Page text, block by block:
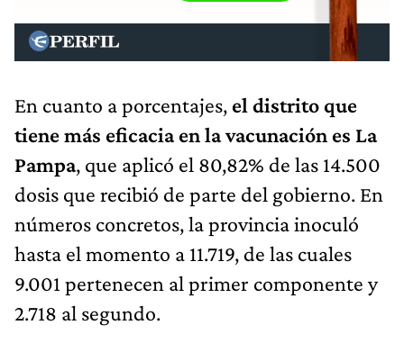
En cuanto a porcentajes, el distrito que
tiene más eficacia en la vacunación es La
Pampa, que aplicó el 80,82% de las 14.500
dosis que recibió de parte del gobierno. En
números concretos, la provincia inoculó
hasta el momento a 11.719, de las cuales
9.001 pertenecen al primer componente y
2.718 al segundo.